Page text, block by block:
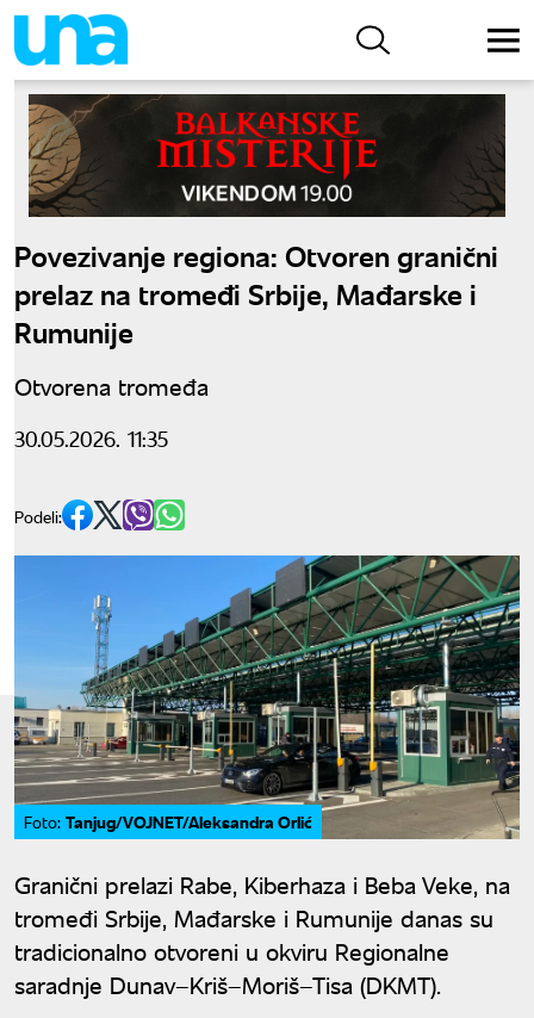
Povezivanje regiona: Otvoren granični
prelaz na tromeđi Srbije, Mađarske i
Rumunije
Otvorena tromeđa
30.05.2026. 11:35
Podeli:
Foto: Tanjug/VOJNET/Aleksandra Orlić
Granični prelazi Rabe, Kiberhaza i Beba Veke, na
tromeđi Srbije, Mađarske i Rumunije danas su
tradicionalno otvoreni u okviru Regionalne
saradnje Dunav–Kriš–Moriš–Tisa (DKMT).